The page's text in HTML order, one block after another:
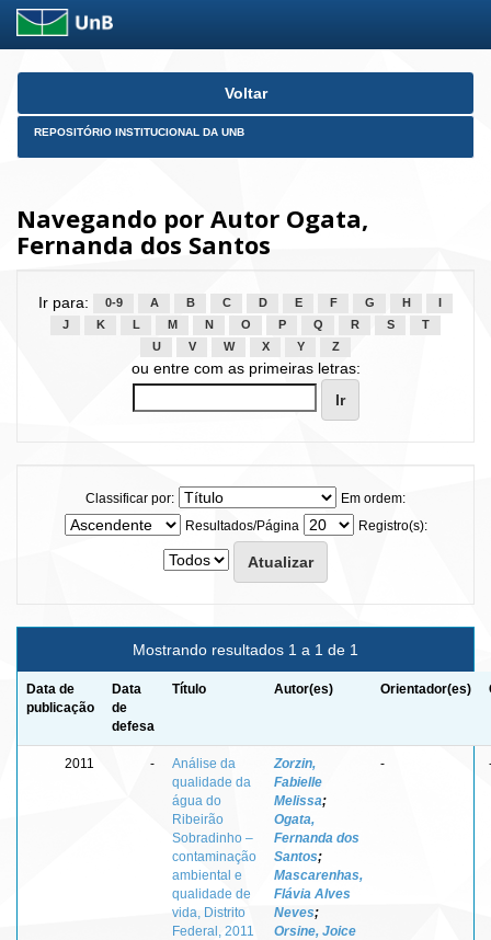
Skip
Voltar
REPOSITÓRIO INSTITUCIONAL DA UNB
Navegando por Autor Ogata,
Fernanda dos Santos
Ir para: 0-9 A B C D E F G H
J
K L M N O P Q R S
T
U
V W X Y Z
ou entre com as primeiras letras:
Classificar por:
Em ordem:
Resultados/Página
Registro(s):
Mostrando resultados 1 a 1 de 1
Data de
publicação
Data
de
defesa
Título Autor(es) Orientador(es)
2011 -
Análise da
qualidade da
água do
Ribeirão
Sobradinho –
contaminação
ambiental e
qualidade de
vida, Distrito
Federal, 2011
Zorzin,
Fabielle
Melissa;
Ogata,
Fernanda dos
Santos;
Mascarenhas,
Flávia Alves
Neves;
Orsine, Joice
-